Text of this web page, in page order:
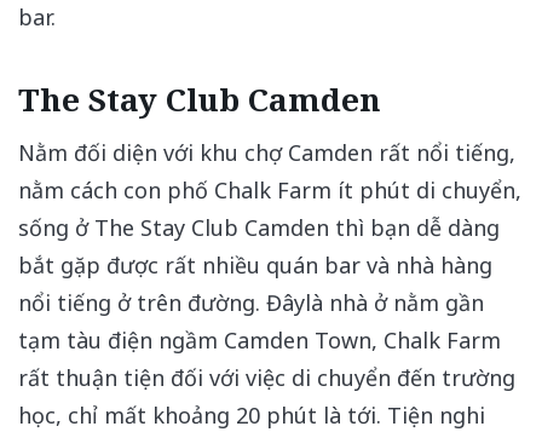
bar.
The Stay Club Camden
Nằm đối diện với khu chợ Camden rất nổi tiếng,
nằm cách con phố Chalk Farm ít phút di chuyển,
sống ở The Stay Club Camden thì bạn dễ dàng
bắt gặp được rất nhiều quán bar và nhà hàng
nổi tiếng ở trên đường. Đâylà nhà ở nằm gần
tạm tàu điện ngầm Camden Town, Chalk Farm
rất thuận tiện đối với việc di chuyển đến trường
học, chỉ mất khoảng 20 phút là tới. Tiện nghi